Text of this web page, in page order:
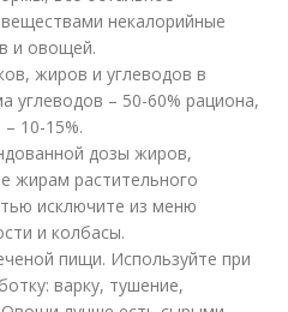
некалорийные
и овощей.
жиров и углеводов в
углеводов – 50-60% рациона,
10-15%.
дозы жиров,
жирам растительного
исключите из меню
и колбасы.
пищи. Используйте при
варку, тушение,